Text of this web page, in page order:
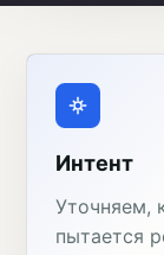
Интент
Уточняем,
пытается